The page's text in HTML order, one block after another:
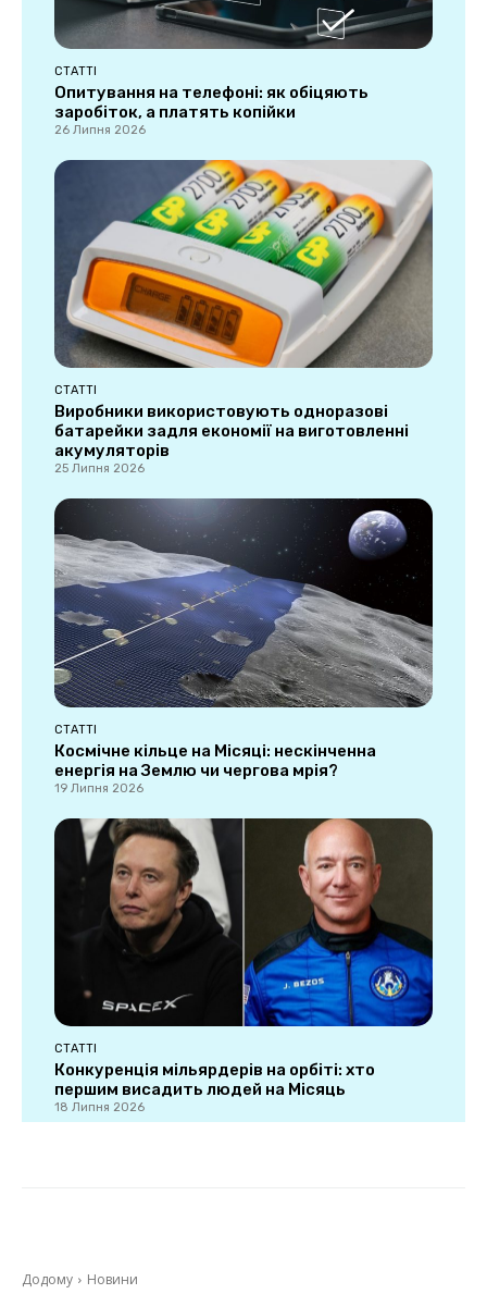
СТАТТІ
Опитування на телефоні: як обіцяють
заробіток, а платять копійки
26 Липня 2026
СТАТТІ
Виробники використовують одноразові
батарейки задля економії на виготовленні
акумуляторів
25 Липня 2026
СТАТТІ
Космічне кільце на Місяці: нескінченна
енергія на Землю чи чергова мрія?
19 Липня 2026
СТАТТІ
Конкуренція мільярдерів на орбіті: хто
першим висадить людей на Місяць
18 Липня 2026